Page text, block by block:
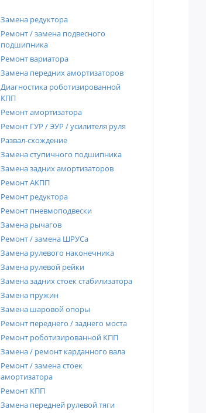
Замена редуктора
Ремонт / замена подвесного
подшипника
Ремонт вариатора
Замена передних амортизаторов
Диагностика роботизированной
КПП
Ремонт амортизатора
Ремонт ГУР / ЭУР / усилителя руля
Развал-схождение
Замена ступичного подшипника
Замена задних амортизаторов
Ремонт АКПП
Ремонт редуктора
Ремонт пневмоподвески
Замена рычагов
Ремонт / замена ШРУСа
Замена рулевого наконечника
Замена рулевой рейки
Замена задних стоек стабилизатора
Замена пружин
Замена шаровой опоры
Ремонт переднего / заднего моста
Ремонт роботизированной КПП
Замена / ремонт карданного вала
Ремонт / замена стоек
амортизатора
Ремонт КПП
Замена передней рулевой тяги